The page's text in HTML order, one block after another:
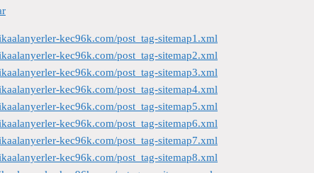
kec96k.com/post_tag-sitemap1.xml
kec96k.com/post_tag-sitemap2.xml
kec96k.com/post_tag-sitemap3.xml
kec96k.com/post_tag-sitemap4.xml
kec96k.com/post_tag-sitemap5.xml
kec96k.com/post_tag-sitemap6.xml
kec96k.com/post_tag-sitemap7.xml
kec96k.com/post_tag-sitemap8.xml